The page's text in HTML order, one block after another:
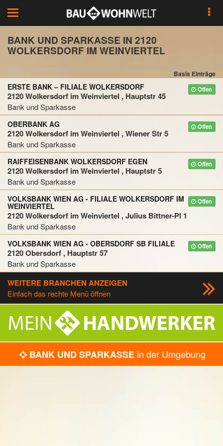
Toggle
navigation
BANK UND SPARKASSE IN 2120
WOLKERSDORF IM WEINVIERTEL
Basis Einträge
Offen
ERSTE BANK – FILIALE WOLKERSDORF
2120 Wolkersdorf im Weinviertel , Hauptstr 45
Bank und Sparkasse
Offen
OBERBANK AG
2120 Wolkersdorf im Weinviertel , Wiener Str 5
Bank und Sparkasse
Offen
RAIFFEISENBANK WOLKERSDORF EGEN
2120 Wolkersdorf im Weinviertel , Hauptstr 5
Bank und Sparkasse
Offen
VOLKSBANK WIEN AG - FILIALE WOLKERSDORF IM
WEINVIERTEL
2120 Wolkersdorf im Weinviertel , Julius Bittner-Pl 1
Bank und Sparkasse
Offen
VOLKSBANK WIEN AG - OBERSDORF SB FILIALE
2120 Obersdorf , Hauptstr 57
Bank und Sparkasse
WEITERE BRANCHEN ANZEIGEN
Einfach das rechte Menü öffnen
BANK UND SPARKASSE in der Umgebung